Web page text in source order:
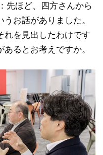
：先ほど、四方さんから
うお話がありました。
れを見出したわけです
るとお考えですか。